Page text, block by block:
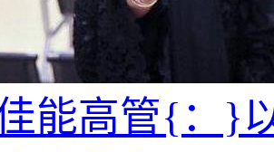
能高管{：}